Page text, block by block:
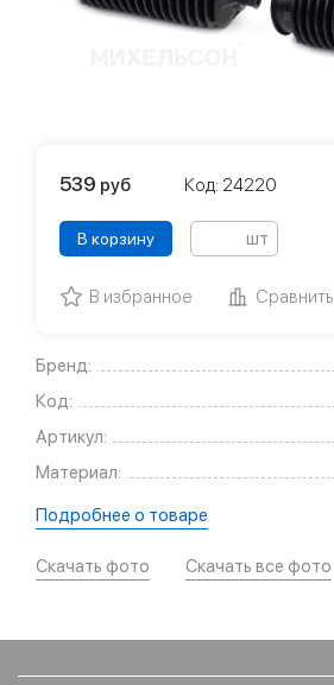
Бренд:
Код:
Артикул:
Материал:
Подробнее о товаре
Скачать фото Скачать все фото
539 руб Код: 24220
В корзину шт
В избранное Сравнить